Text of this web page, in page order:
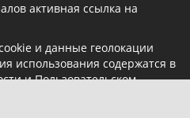
активная ссылка на
и данные геолокации
использования содержатся в
иПользовательском